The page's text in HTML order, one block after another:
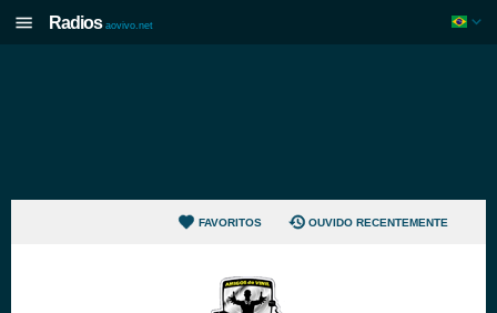
Radios aovivo.net
FAVORITOS OUVIDO RECENTEMENTE